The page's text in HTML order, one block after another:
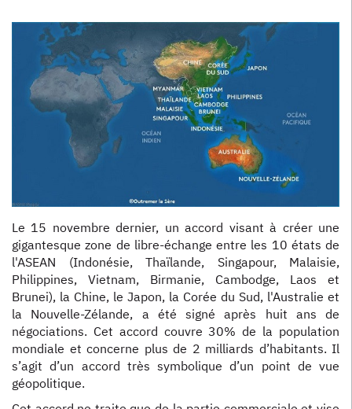
Le 15 novembre dernier, un accord visant à créer une
gigantesque zone de libre-échange entre les 10 états de
l'ASEAN (Indonésie, Thaïlande, Singapour, Malaisie,
Philippines, Vietnam, Birmanie, Cambodge, Laos et
Brunei), la Chine, le Japon, la Corée du Sud, l'Australie et
la Nouvelle-Zélande, a été signé après huit ans de
négociations. Cet accord couvre 30% de la population
mondiale et concerne plus de 2 milliards d’habitants. Il
s’agit d’un accord très symbolique d’un point de vue
géopolitique.